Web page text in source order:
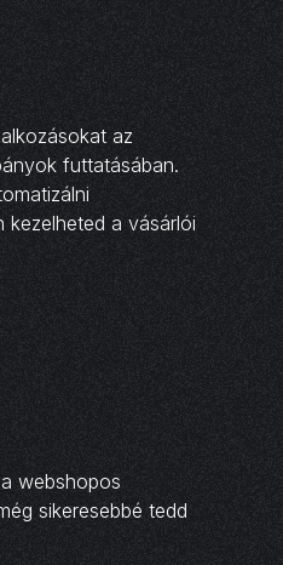
az
futtatásában.
kezelheted a vásárlói
webshopos
sikeresebbé tedd